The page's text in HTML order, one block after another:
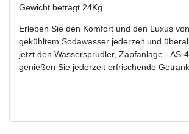
Gewicht beträgt 24Kg.
Erleben Sie den Komfort und den Luxus
gekühltem Sodawasser jederzeit und
jetzt den Wassersprudler, Zapfanlage - AS-
genießen Sie jederzeit erfrischende